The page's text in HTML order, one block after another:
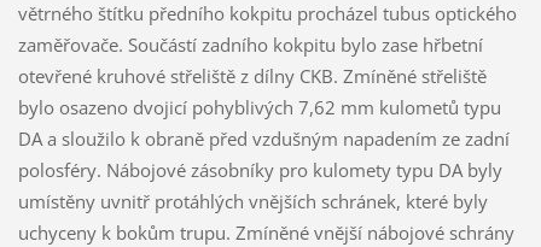
větrného štítku předního kokpitu procházel tubus optického
zaměřovače. Součástí zadního kokpitu bylo zase hřbetní
otevřené kruhové střeliště z dílny CKB. Zmíněné střeliště
bylo osazeno dvojicí pohyblivých 7,62 mm kulometů typu
DA a sloužilo k obraně před vzdušným napadením ze zadní
polosféry. Nábojové zásobníky pro kulomety typu DA byly
umístěny uvnitř protáhlých vnějších schránek, které byly
uchyceny k bokům trupu. Zmíněné vnější nábojové schrány